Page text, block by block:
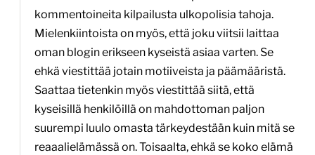
kommentoineita kilpailusta ulkopolisia tahoja.
Mielenkiintoista on myös, että joku viitsii laittaa
oman blogin erikseen kyseistä asiaa varten. Se
ehkä viestittää jotain motiiveista ja päämääristä.
Saattaa tietenkin myös viestittää siitä, että
kyseisillä henkilöillä on mahdottoman paljon
suurempi luulo omasta tärkeydestään kuin mitä se
reaaalielämässä on. Toisaalta, ehkä se koko elämä